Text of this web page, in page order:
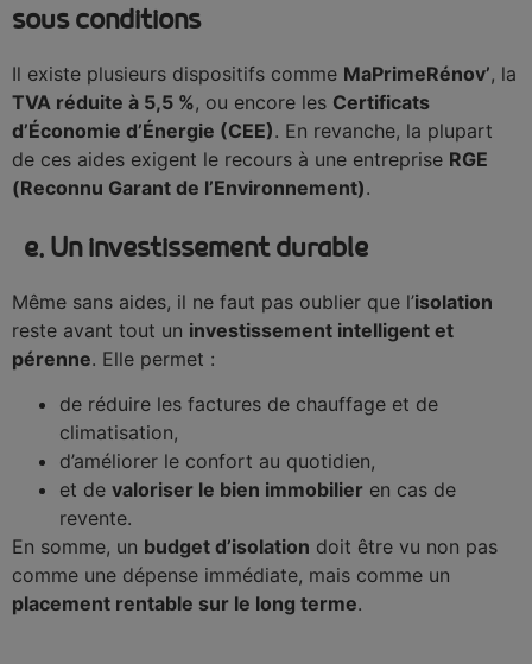
sous conditions
Il existe plusieurs dispositifs comme MaPrimeRénov’, la
TVA réduite à 5,5 %, ou encore les Certificats
d’Économie d’Énergie (CEE). En revanche, la plupart
de ces aides exigent le recours à une entreprise RGE
(Reconnu Garant de l’Environnement).
e. Un investissement durable
Même sans aides, il ne faut pas oublier que l’isolation
reste avant tout un investissement intelligent et
pérenne. Elle permet :
de réduire les factures de chauffage et de
climatisation,
d’améliorer le confort au quotidien,
et de valoriser le bien immobilier en cas de
revente.
En somme, un budget d’isolation doit être vu non pas
comme une dépense immédiate, mais comme un
placement rentable sur le long terme.